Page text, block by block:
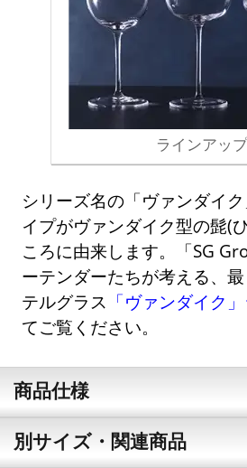
ラインアップ
シリーズ名の「ヴァンダイ
イプがヴァンダイク型の髭(
ころに由来します。「SG
ーテンダーたちが考える、
テルグラス 「ヴァンダイク
てご覧ください。
商品仕様
別サイズ・関連商品